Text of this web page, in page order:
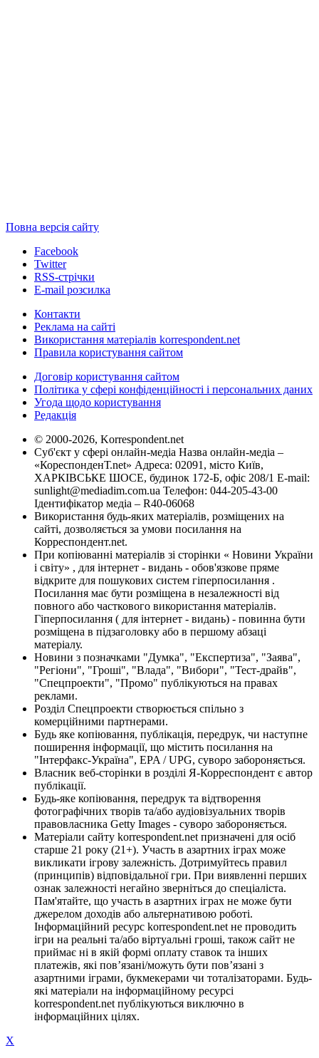
Повна версія сайту
Facebook
Twitter
RSS-стрічки
E-mail розсилка
Контакти
Реклама на сайті
Використання матеріалів korrespondent.net
Правила користування сайтом
Договір користування сайтом
Політика у сфері конфіденційності і персональних даних
Угода щодо користування
Редакція
© 2000-2026, Korrespondent.net
Суб'єкт у сфері онлайн-медіа Назва онлайн-медіа –
«КореспонденТ.net» Адреса: 02091, місто Київ,
ХАРКІВСЬКЕ ШОСЕ, будинок 172-Б, офіс 208/1 E-mail:
sunlight@mediadim.com.ua Телефон: 044-205-43-00
Ідентифікатор медіа – R40-06068
Використання будь-яких матеріалів, розміщених на
сайті, дозволяється за умови посилання на
Корреспондент.net.
При копіюванні матеріалів зі сторінки « Новини України
і світу» , для інтернет - видань - обов'язкове пряме
відкрите для пошукових систем гіперпосилання .
Посилання має бути розміщена в незалежності від
повного або часткового використання матеріалів.
Гіперпосилання ( для інтернет - видань) - повинна бути
розміщена в підзаголовку або в першому абзаці
матеріалу.
Новини з позначками "Думка", "Експертиза", "Заява",
"Регіони", "Гроші", "Влада", "Вибори", "Тест-драйв",
"Спецпроекти", "Промо" публікуються на правах
реклами.
Розділ Спецпроекти створюється спільно з
комерційними партнерами.
Будь яке копіювання, публікація, передрук, чи наступне
поширення інформації, що містить посилання на
"Інтерфакс-Україна", EPA / UPG, суворо забороняється.
Власник веб-сторінки в розділі Я-Корреспондент є автор
публікації.
Будь-яке копіювання, передрук та відтворення
фотографічних творів та/або аудіовізуальних творів
правовласника Getty Images - суворо забороняється.
Матеріали сайту korrespondent.net призначені для осіб
старше 21 року (21+). Участь в азартних іграх може
викликати ігрову залежність. Дотримуйтесь правил
(принципів) відповідальної гри. При виявленні перших
ознак залежності негайно зверніться до спеціаліста.
Пам'ятайте, що участь в азартних іграх не може бути
джерелом доходів або альтернативою роботі.
Інформаційний ресурс korrespondent.net не проводить
ігри на реальні та/або віртуальні гроші, також сайт не
приймає ні в якій формі оплату ставок та інших
платежів, які пов’язані/можуть бути пов’язані з
азартними іграми, букмекерами чи тоталізаторами. Будь-
які матеріали на інформаційному ресурсі
korrespondent.net публікуються виключно в
інформаційних цілях.
X